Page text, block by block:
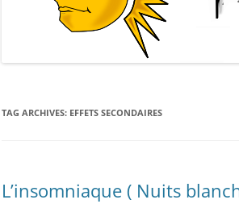
TAG ARCHIVES: EFFETS SECONDAIRES
L’insomniaque ( Nuits